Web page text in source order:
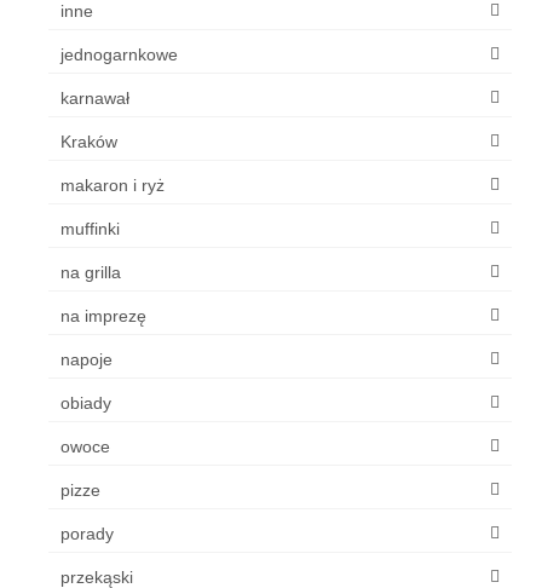
inne
jednogarnkowe
karnawał
Kraków
makaron i ryż
muffinki
na grilla
na imprezę
napoje
obiady
owoce
pizze
porady
przekąski